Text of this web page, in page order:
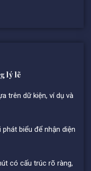
lý lẽ
trên dữ kiện, ví dụ và
biểu để nhận diện
có cấu trúc rõ ràng,